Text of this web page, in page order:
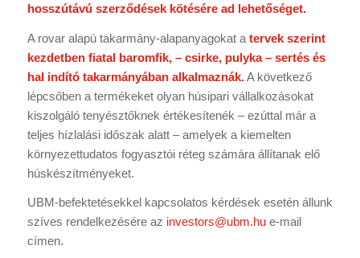
hosszútávú szerződések kötésére ad lehetőséget.
A rovar alapú takarmány-alapanyagokat atervek szerint
kezdetben fiatal baromfik, – csirke, pulyka – sertés és
hal indító takarmányában alkalmaznák.A következő
lépcsőben a termékeket olyan húsipari vállalkozásokat
kiszolgáló tenyésztőknek értékesítenék – ezúttal már a
teljes hízlalási időszak alatt – amelyek a kiemelten
környezettudatos fogyasztói réteg számára állítanak elő
húskészítményeket.
UBM-befektetésekkel kapcsolatos kérdések esetén állunk
szíves rendelkezésére az investors@ubm.hue-mail
címen.